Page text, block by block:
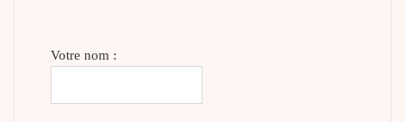
Votre nom :